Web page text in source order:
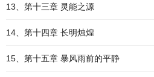
13、第十三章 灵能之源
14、第十四章 长明烛煌
15、第十五章 暴风雨前的平静